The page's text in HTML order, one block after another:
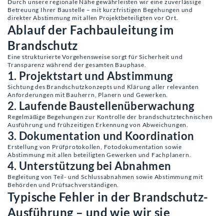
Durch unsere regionale Nähe gewährleisten wir eine zuverlässige
Betreuung Ihrer Baustelle – mit kurzfristigen Begehungen und
direkter Abstimmung mit allen Projektbeteiligten vor Ort.
Ablauf der Fachbauleitung im
Brandschutz
Eine strukturierte Vorgehensweise sorgt für Sicherheit und
Transparenz während der gesamten Bauphase.
1. Projektstart und Abstimmung
Sichtung des Brandschutzkonzepts und Klärung aller relevanten
Anforderungen mit Bauherrn, Planern und Gewerken.
2. Laufende Baustellenüberwachung
Regelmäßige Begehungen zur Kontrolle der brandschutztechnischen
Ausführung und frühzeitigen Erkennung von Abweichungen.
3. Dokumentation und Koordination
Erstellung von Prüfprotokollen, Fotodokumentation sowie
Abstimmung mit allen beteiligten Gewerken und Fachplanern.
4. Unterstützung bei Abnahmen
Begleitung von Teil- und Schlussabnahmen sowie Abstimmung mit
Behörden und Prüfsachverständigen.
Typische Fehler in der Brandschutz-
Ausführung – und wie wir sie